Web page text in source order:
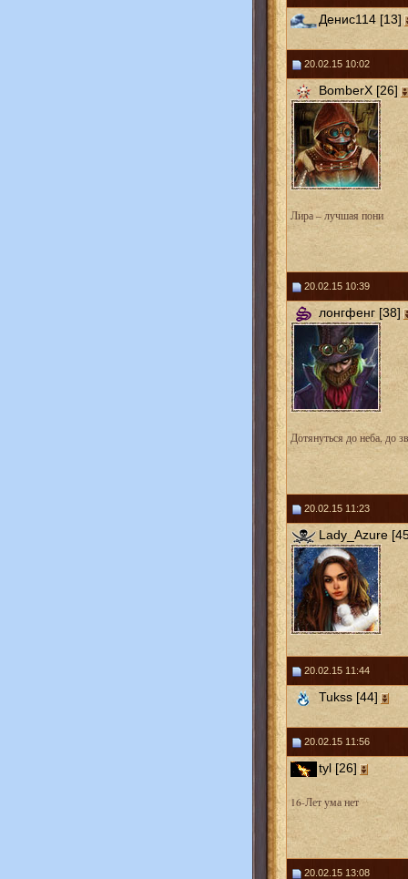
Денис114 [13]
20.02.15 10:02
BomberX [26]
Лира – лучшая пони
20.02.15 10:39
лонгфенг [38]
Дотянуться до неба, до
20.02.15 11:23
Lady_Azure
20.02.15 11:44
Tukss [44]
20.02.15 11:56
tyl [26]
16-Лет ума нет
20.02.15 13:08